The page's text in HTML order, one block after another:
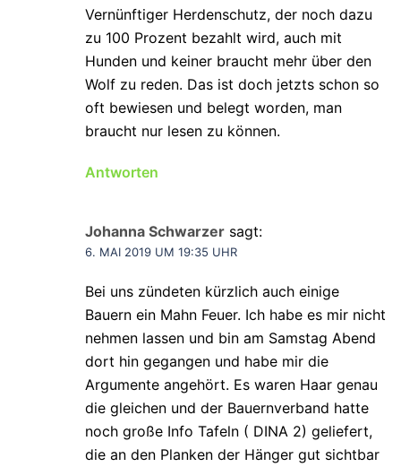
Vernünftiger Herdenschutz, der noch dazu
zu 100 Prozent bezahlt wird, auch mit
Hunden und keiner braucht mehr über den
Wolf zu reden. Das ist doch jetzts schon so
oft bewiesen und belegt worden, man
braucht nur lesen zu können.
Antworten
Johanna Schwarzer sagt:
6. MAI 2019 UM 19:35 UHR
Bei uns zündeten kürzlich auch einige
Bauern ein Mahn Feuer. Ich habe es mir nicht
nehmen lassen und bin am Samstag Abend
dort hin gegangen und habe mir die
Argumente angehört. Es waren Haar genau
die gleichen und der Bauernverband hatte
noch große Info Tafeln ( DINA 2) geliefert,
die an den Planken der Hänger gut sichtbar